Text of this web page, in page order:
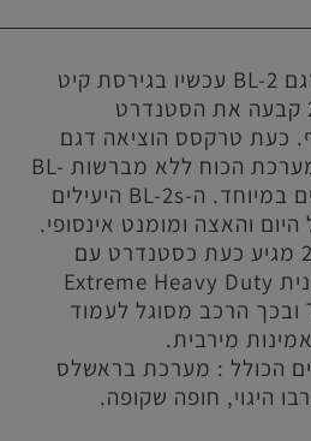
הטרקסס סלאש 2X4 דגם BL-2 עכשיו בגירסת קיט
להרכבה , הסלאש 2X4 קבעה את הסטנדרט
כעת טרקסס הוציאה דגם
סלאש חדש מגיע עם מערכת הכוח ללא מברשות BL-
2s™ לביצועים מרשימים במיוחד. ה-BL-2s היעילים
והאצה ומומנט אינסופי.
בנוסף, הסלאש 2X4 2S מגיע כעת כסטנדרט עם
ערכת השיפורים הקיצונית Extreme Heavy Duty
Upgrade של Traxxas ובכך הרכב מסוגל לעמוד
מירבית.
הכולל : מערכת בראשלס